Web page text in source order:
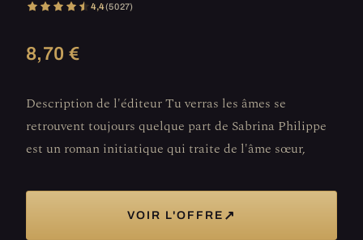
4,4(5 027)
8,70 €
Description de l'éditeur Tu verras les âmes se
retrouvent toujours quelque part de Sabrina Philippe
est un roman initiatique qui traite de l'âme sœur,
VOIR L'OFFRE ↗